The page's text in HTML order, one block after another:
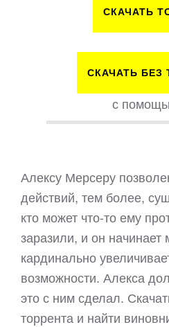
СКАЧАТЬ
СКАЧАТЬ БЕЗ
с
Алексу Мерсеру
действий, тем более,
кто может что-то ему
заразили, и он начинает
кардинально
возможности. Алекса
это с ним сделал.
торрента и найти